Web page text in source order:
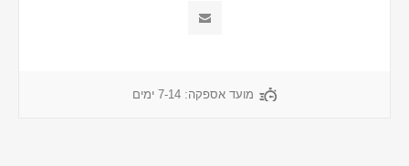
מועד אספקה: 7-14 ימים